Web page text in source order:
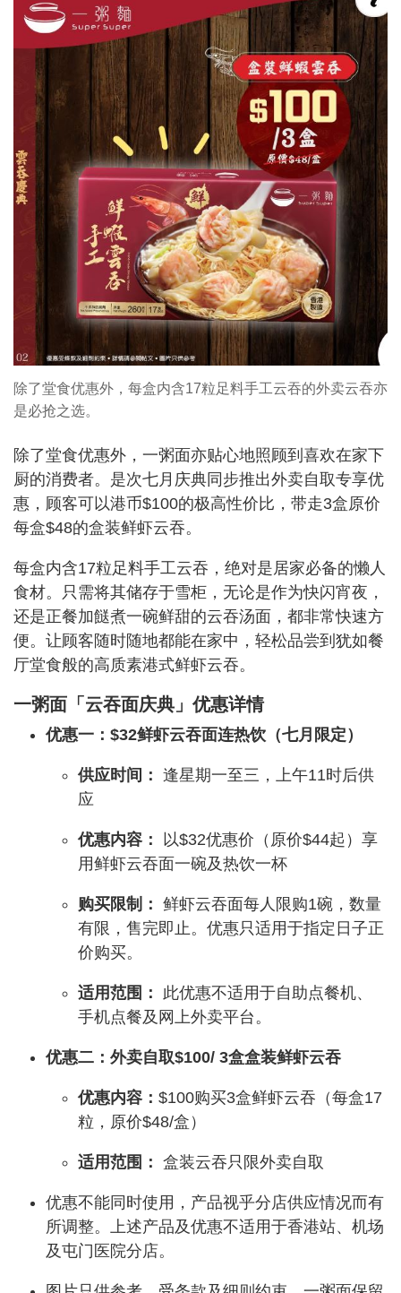
除了堂食优惠外，每盒内含17粒足料手工云吞的外卖云吞亦
是必抢之选。
除了堂食优惠外，一粥面亦贴心地照顾到喜欢在家下
厨的消费者。是次七月庆典同步推出外卖自取专享优
惠，顾客可以港币$100的极高性价比，带走3盒原价
每盒$48的盒装鲜虾云吞。
每盒内含17粒足料手工云吞，绝对是居家必备的懒人
食材。只需将其储存于雪柜，无论是作为快闪宵夜，
还是正餐加餸煮一碗鲜甜的云吞汤面，都非常快速方
便。让顾客随时随地都能在家中，轻松品尝到犹如餐
厅堂食般的高质素港式鲜虾云吞。
一粥面「云吞面庆典」优惠详情
优惠一：$32鲜虾云吞面连热饮（七月限定）
供应时间： 逢星期一至三，上午11时后供
应
优惠内容：
以$32优惠价（原价$44起）享
用鲜虾云吞面一碗及热饮一杯
购买限制： 鲜虾云吞面每人限购1碗，数量
有限，售完即止。优惠只适用于指定日子正
价购买。
适用范围：
此优惠不适用于自助点餐机、
手机点餐及网上外卖平台。
优惠二：外卖自取$100/ 3盒盒装鲜虾云吞
优惠内容： $100购买3盒鲜虾云吞（每盒17
粒，原价$48/盒）
适用范围： 盒装云吞只限外卖自取
优惠不能同时使用，产品视乎分店供应情况而有
所调整。上述产品及优惠不适用于香港站、机场
及屯门医院分店。